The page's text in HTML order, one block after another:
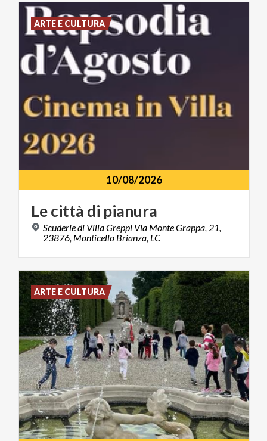
10/08/2026
Lecittà di pianura
Scuderie di Villa Greppi Via Monte Grappa, 21,
23876, Monticello Brianza, LC
ARTE E CULTURA
ARTE E CULTURA